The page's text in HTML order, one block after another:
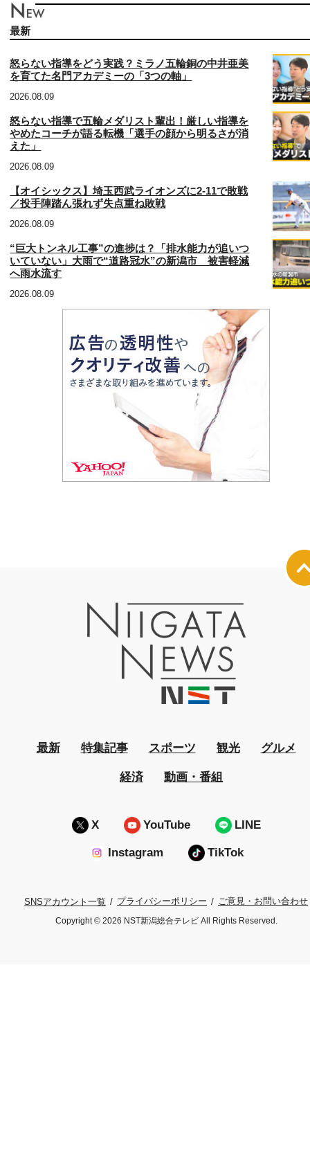
最新
怒らない指導をどう実践？ミラノ五輪銅の中井亜美
を育てた名門アカデミーの「3つの軸」
2026.08.09
怒らない指導で五輪メダリスト輩出！厳しい指導を
やめたコーチが語る転機「選手の顔から明るさが消
えた」
2026.08.09
【オイシックス】埼玉西武ライオンズに2‐11で敗戦
／投手陣踏ん張れず失点重ね敗戦
2026.08.09
“巨大トンネル工事”の進捗は？「排水能力が追いつ
いていない」大雨で“道路冠水”の新潟市 被害軽減
へ雨水流す
2026.08.09
最新 特集記事 スポーツ 観光 グルメ
経済 動画・番組
X YouTube LINE
Instagram TikTok
SNSアカウント一覧 プライバシーポリシー ご意見・お問い合わせ
Copyright © 2026 NST新潟総合テレビ All Rights Reserved.